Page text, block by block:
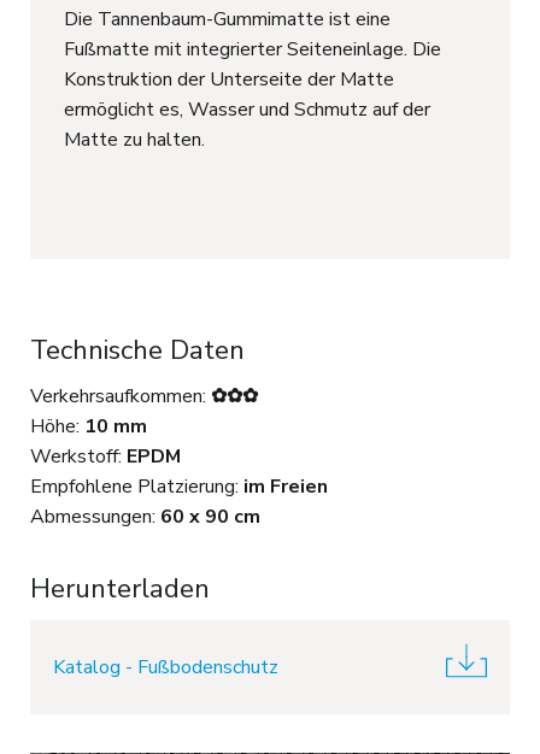
Die Tannenbaum-Gummimatte ist eine
Fußmatte mit integrierter Seiteneinlage. Die
Konstruktion der Unterseite der Matte
ermöglicht es, Wasser und Schmutz auf der
Matte zu halten.
Technische Daten
Verkehrsaufkommen: ✿✿✿
Höhe: 10 mm
Werkstoff: EPDM
Empfohlene Platzierung: im Freien
Abmessungen: 60 x 90 cm
Herunterladen
Katalog - Fußbodenschutz